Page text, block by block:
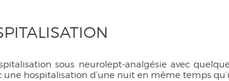
sous neurolept-analgésie avec
une hospitalisation d’une nuit en même temps